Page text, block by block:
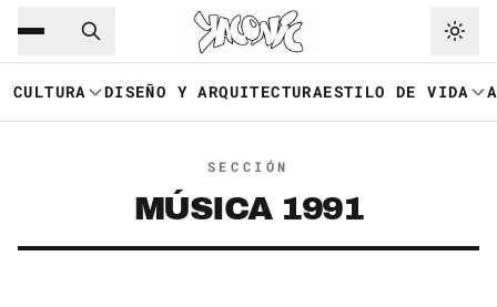
Saltar al contenido principal
CULTURA DISEÑO Y ARQUITECTURAESTILO DE VIDA
SECCIÓN
MÚSICA 1991